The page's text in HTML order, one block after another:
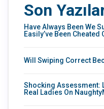
Son
Have Always Been We
Easily’ve Been Cheated
Will Swiping Correct
Shocking Assessment:
Real Ladies On